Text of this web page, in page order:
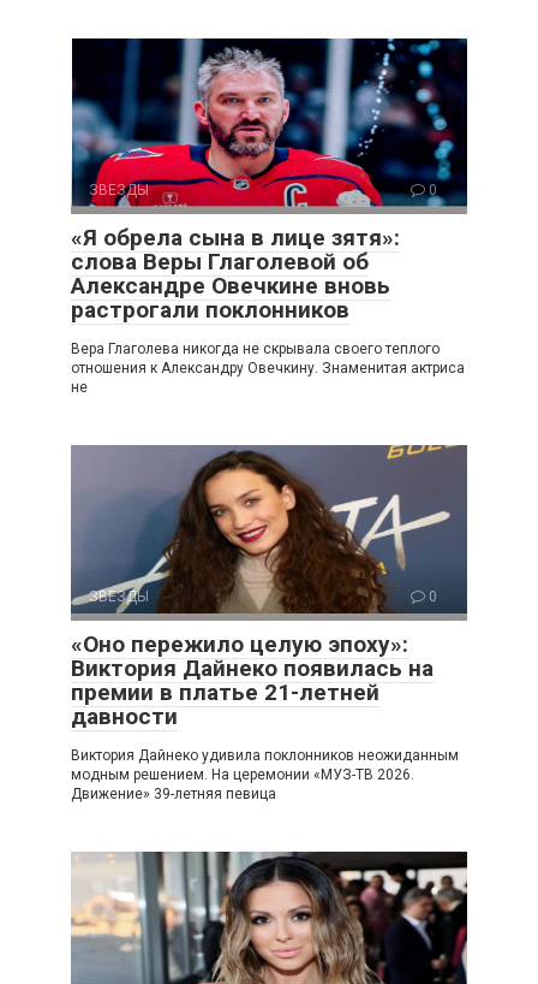
ЗВЕЗДЫ 0
«Я обрела сына в лице зятя»:
слова Веры Глаголевой об
Александре Овечкине вновь
растрогали поклонников
Вера Глаголева никогда не скрывала своего теплого
отношения к Александру Овечкину. Знаменитая актриса
не
ЗВЕЗДЫ 0
«Оно пережило целую эпоху»:
Виктория Дайнеко появилась на
премии в платье 21-летней
давности
Виктория Дайнеко удивила поклонников неожиданным
модным решением. На церемонии «МУЗ-ТВ 2026.
Движение» 39-летняя певица